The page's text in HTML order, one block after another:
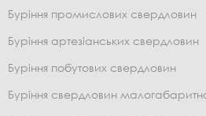
Буріння промислових свердловин
Буріння артезіанських свердловин
Буріння побутових свердловин
Буріння свердловин